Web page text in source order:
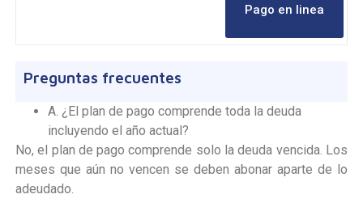
Pago en linea
Preguntas frecuentes
A. ¿El plan de pago comprende toda la deuda
incluyendo el año actual?
No, el plan de pago comprende solo la deuda vencida. Los
meses que aún no vencen se deben abonar aparte de lo
adeudado.